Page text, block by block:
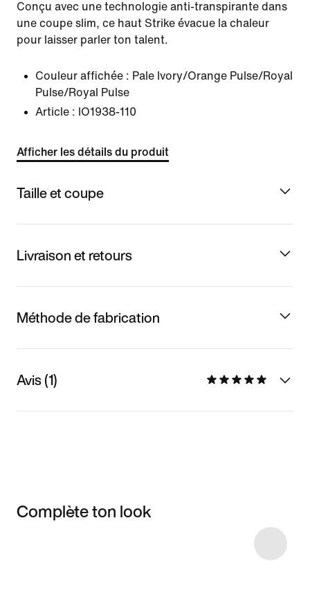
Conçu avec une technologie anti-transpirante dans
une coupe slim, ce haut Strike évacue la chaleur
pour laisser parler ton talent.
Couleur affichée : Pale Ivory/Orange Pulse/Royal
Pulse/Royal Pulse
Article : IO1938-110
Afficher les détails du produit
Taille et coupe
Livraison et retours
Méthode de fabrication
Avis (1)
Complète ton look